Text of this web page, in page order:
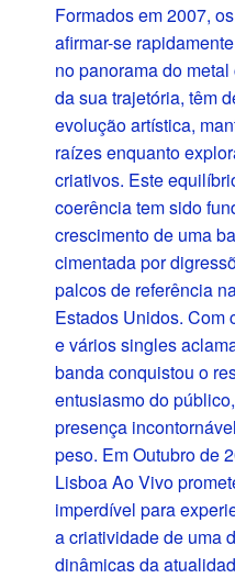
Formados em 2007,
afirmar-se
no panorama do
da sua trajetória, têm
evolução artística,
raízes enquanto
criativos. Este
coerência tem sido
crescimento de uma
cimentada por
palcos de referência
Estados Unidos. Com
e vários singles
banda conquistou o
entusiasmo do
presença
peso. Em Outubro de
Lisboa Ao Vivo
imperdível para
a criatividade de uma
dinâmicas da